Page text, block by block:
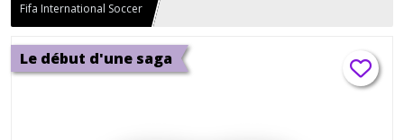
Fifa International Soccer
Le début d'une saga